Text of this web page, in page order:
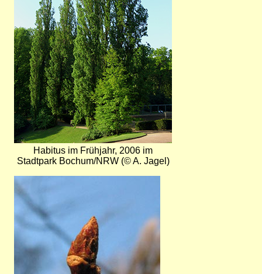
Habitus im Frühjahr, 2006 im
Stadtpark Bochum/NRW (© A. Jagel)
Bild